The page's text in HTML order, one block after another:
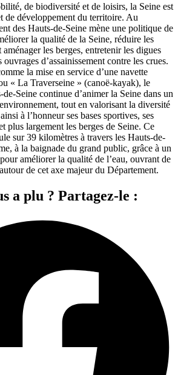
de biodiversité et de loisirs, la Seine est
de développement du territoire. Au
des Hauts-de-Seine mène une politique de
la qualité de la Seine, réduire les
les berges, entretenir les digues
d’assainissement contre les crues.
la mise en service d’une navette
« La Traverseine » (canoë-kayak), le
Seine continue d’animer la Seine dans un
tout en valorisant la diversité
à l’honneur ses bases sportives, ses
plus largement les berges de Seine. Ce
sur 39 kilomètres à travers les Hauts-de-
à la baignade du grand public, grâce à un
améliorer la qualité de l’eau, ouvrant de
de cet axe majeur du Département.
a plu ? Partagez-le :